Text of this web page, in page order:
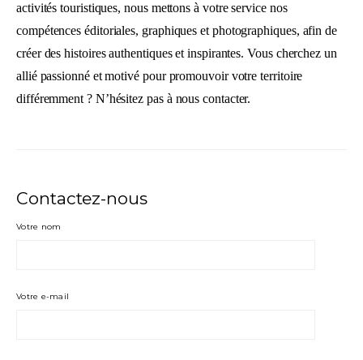
activités touristiques, nous mettons à votre service nos
compétences éditoriales, graphiques et photographiques, afin de
créer des histoires authentiques et inspirantes. Vous cherchez un
allié passionné et motivé pour promouvoir votre territoire
différemment ? N’hésitez pas à nous contacter.
Contactez-nous
Votre nom
Votre e-mail